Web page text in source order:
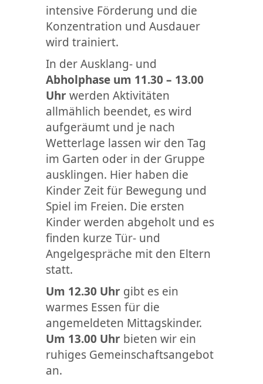
intensive Förderung und die
Konzentration und Ausdauer
wird trainiert.
In der Ausklang- und
Abholphase um 11.30 – 13.00
Uhrwerden Aktivitäten
allmählich beendet, es wird
aufgeräumt und je nach
Wetterlage lassen wir den Tag
im Garten oder in der Gruppe
ausklingen. Hier haben die
Kinder Zeit für Bewegung und
Spiel im Freien. Die ersten
Kinder werden abgeholt und es
finden kurze Tür- und
Angelgespräche mit den Eltern
statt.
Um 12.30 Uhr gibt es ein
warmes Essen für die
angemeldeten Mittagskinder.
Um 13.00 Uhr bieten wir ein
ruhiges Gemeinschaftsangebot
an.